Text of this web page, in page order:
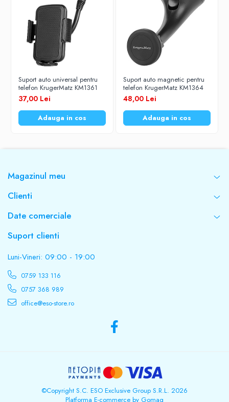
Suport auto universal pentru
telefon KrugerMatz KM1361
37,00 Lei
Adauga in cos
Suport auto magnetic pentru
telefon KrugerMatz KM1364
48,00 Lei
Adauga in cos
Magazinul meu
Clienti
Date comerciale
Suport clienti
Luni-Vineri: 09:00 - 19:00
0759 133 116
0757 368 989
office@eso-store.ro
©Copyright S.C. ESO Exclusive Group S.R.L. 2026
Platforma E-commerce by Gomag